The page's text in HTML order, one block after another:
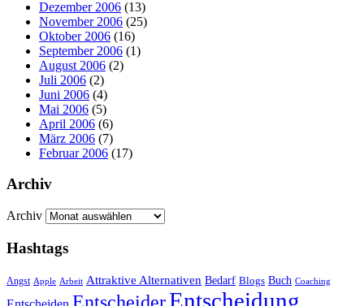
Dezember 2006 (13)
November 2006 (25)
Oktober 2006 (16)
September 2006 (1)
August 2006 (2)
Juli 2006 (2)
Juni 2006 (4)
Mai 2006 (5)
April 2006 (6)
März 2006 (7)
Februar 2006 (17)
Archiv
Archiv
Hashtags
Angst Apple Arbeit Attraktive Alternativen Bedarf Blogs Buch Coaching
EntscheiderEntscheidung